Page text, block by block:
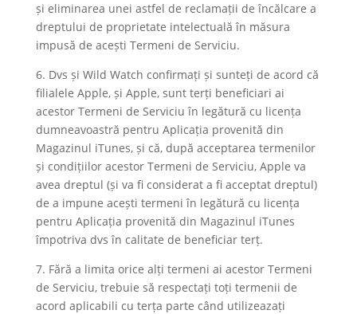
și eliminarea unei astfel de reclamații de încălcare a
dreptului de proprietate intelectuală în măsura
impusă de acești Termeni de Serviciu.
6. Dvs și Wild Watch confirmați și sunteți de acord că
filialele Apple, și Apple, sunt terți beneficiari ai
acestor Termeni de Serviciu în legătură cu licența
dumneavoastră pentru Aplicația provenită din
Magazinul iTunes, și că, după acceptarea termenilor
și condițiilor acestor Termeni de Serviciu, Apple va
avea dreptul (și va fi considerat a fi acceptat dreptul)
de a impune acești termeni în legătură cu licența
pentru Aplicația provenită din Magazinul iTunes
împotriva dvs în calitate de beneficiar terț.
7. Fără a limita orice alți termeni ai acestor Termeni
de Serviciu, trebuie să respectați toți termenii de
acord aplicabili cu terța parte când utilizeazați